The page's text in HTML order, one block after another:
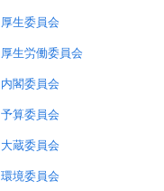
厚生委員会
厚生労働委員会
内閣委員会
予算委員会
大蔵委員会
環境委員会